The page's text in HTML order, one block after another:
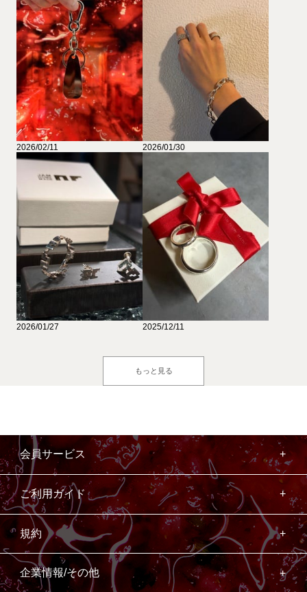
2026/02/11 2026/01/30
2026/01/27 2025/12/11
もっと見る
会員サービス
ご利用ガイド
規約
企業情報/その他